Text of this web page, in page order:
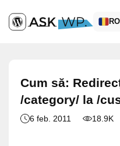
RO
Cum să:
/category/ la /
6 feb. 2011 18.9K